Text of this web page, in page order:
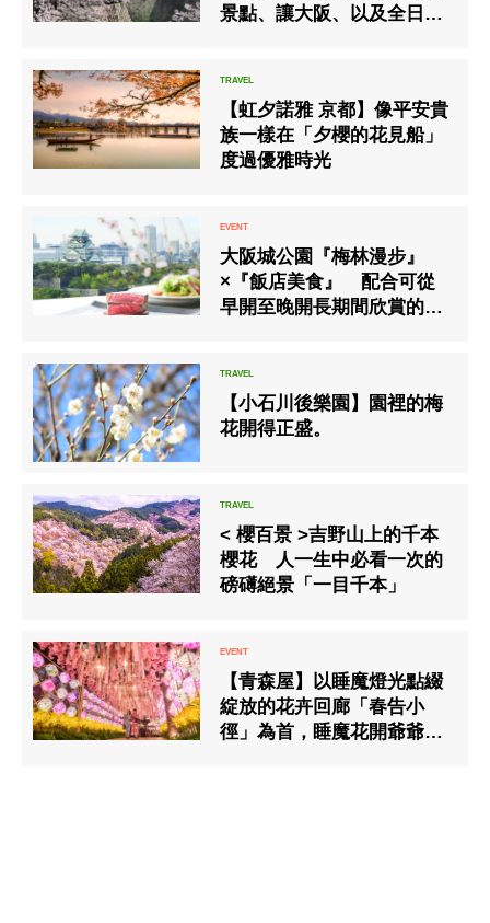
景點、讓大阪、以及全日本
【虹夕諾雅 京都】像平安貴
族一樣在「夕櫻的花見船」
度過優雅時光
大阪城公園『梅林漫步』
×『飯店美食』 配合可從
早開至晚開長期間欣賞的
【小石川後樂園】園裡的梅
花開得正盛。
< 櫻百景 >吉野山上的千本
櫻花 人一生中必看一次的
磅礡絕景「一目千本」
【青森屋】以睡魔燈光點綴
綻放的花卉回廊「春告小
徑」為首，睡魔花開爺爺將